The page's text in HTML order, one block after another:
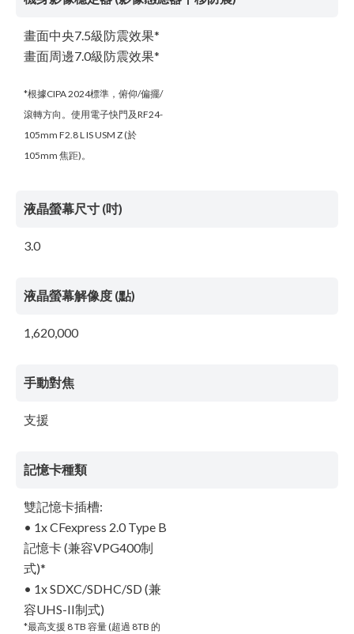
畫面中央7.5級防震效果*
畫面周邊7.0級防震效果*
*根據CIPA 2024標準，俯仰/偏擺/
滾轉方向。使用電子快門及RF24-
105mm F2.8 L IS USM Z (於
105mm 焦距)。
液晶螢幕尺寸 (吋)
3.0
液晶螢幕解像度 (點)
1,620,000
手動對焦
支援
記憶卡種類
雙記憶卡插槽:
• 1x CFexpress 2.0 Type B
記憶卡 (兼容VPG400制
式)*
• 1x SDXC/SDHC/SD (兼
容UHS-II制式)
*最高支援 8 TB 容量 (超過 8TB 的